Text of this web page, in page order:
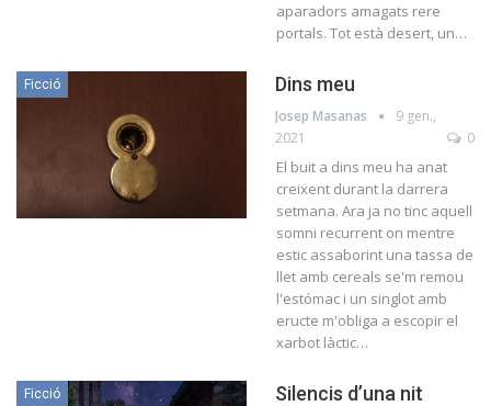
aparadors amagats rere
portals. Tot està desert, un…
Ficció Dins meu
Josep Masanas
9 gen.,
2021
0
El buit a dins meu ha anat
creixent durant la darrera
setmana. Ara ja no tinc aquell
somni recurrent on mentre
estic assaborint una tassa de
llet amb cereals se'm remou
l'estómac i un singlot amb
eructe m'obliga a escopir el
xarbot làctic…
Ficció
Silencis d’una nit